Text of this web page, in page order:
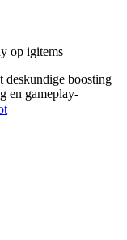
op igitems
deskundige boosting
en gameplay-